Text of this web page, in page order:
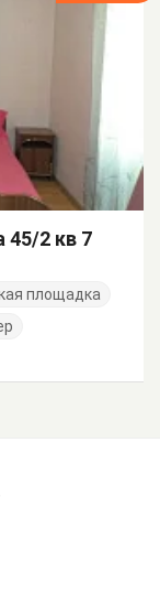
45/2 кв 7
площадка